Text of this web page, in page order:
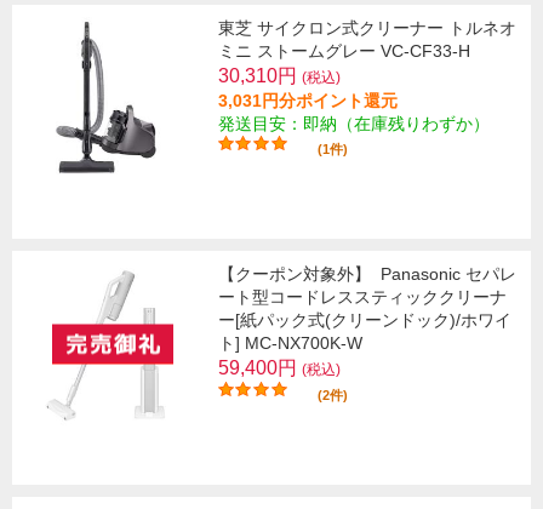
東芝 サイクロン式クリーナー トルネオ
ミニ ストームグレー VC-CF33-H
30,310円 (税込)
3,031円分ポイント還元
発送目安：即納（在庫残りわずか）
(1件)
【クーポン対象外】
Panasonic セパレ
ート型コードレススティッククリーナ
ー[紙パック式(クリーンドック)/ホワイ
ト] MC-NX700K-W
59,400円 (税込)
(2件)